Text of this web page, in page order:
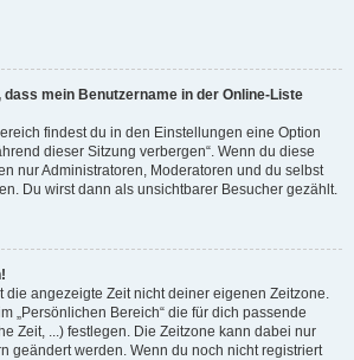
mein Benutzername in der Online-Liste
findest du in den Einstellungen eine Option
dieser Sitzung verbergen“. Wenn du diese
nur Administratoren, Moderatoren und du selbst
Du wirst dann als unsichtbarer Besucher gezählt.
die angezeigte Zeit nicht deiner eigenen Zeitzone.
„Persönlichen Bereich“ die für dich passende
Zeit, ...) festlegen. Die Zeitzone kann dabei nur
geändert werden. Wenn du noch nicht registriert